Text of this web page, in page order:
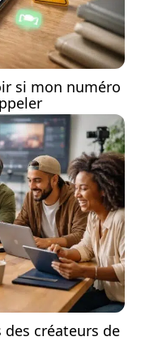
si mon numéro
créateurs de